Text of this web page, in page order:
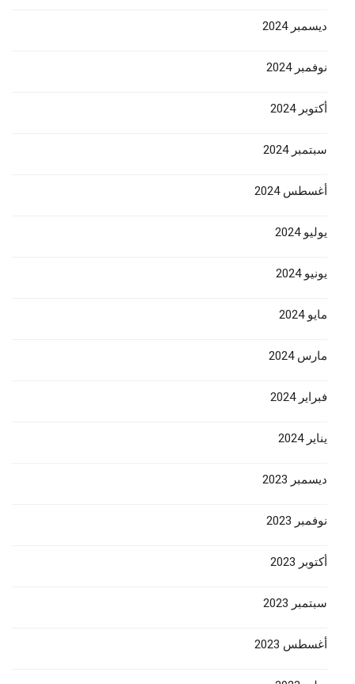
ديسمبر 2024
نوفمبر 2024
أكتوبر 2024
سبتمبر 2024
أغسطس 2024
يوليو 2024
يونيو 2024
مايو 2024
مارس 2024
فبراير 2024
يناير 2024
ديسمبر 2023
نوفمبر 2023
أكتوبر 2023
سبتمبر 2023
أغسطس 2023